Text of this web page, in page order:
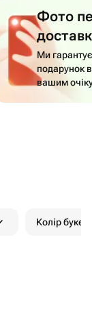
Фото
Ми
подарунок
вашим
Колір